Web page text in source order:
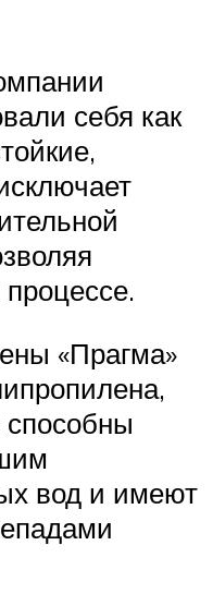
себя как
«Прагма»
способны
вод и имеют